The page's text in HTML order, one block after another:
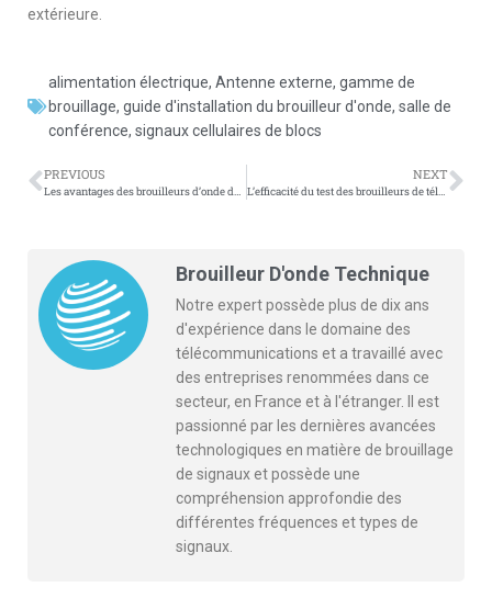
extérieure.
alimentation électrique, Antenne externe, gamme de
brouillage, guide d'installation du brouilleur d'onde, salle de
conférence, signaux cellulaires de blocs
PREVIOUS NEXT
Brouilleur D'onde Technique
Notre expert possède plus de dix ans
d'expérience dans le domaine des
télécommunications et a travaillé avec
des entreprises renommées dans ce
secteur, en France et à l'étranger. Il est
passionné par les dernières avancées
technologiques en matière de brouillage
de signaux et possède une
compréhension approfondie des
différentes fréquences et types de
signaux.